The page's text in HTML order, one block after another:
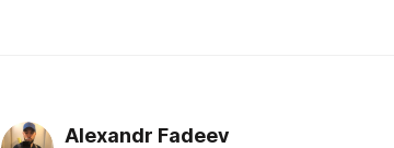
Alexandr Fadeev